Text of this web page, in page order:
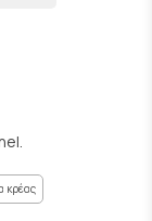
κρέας